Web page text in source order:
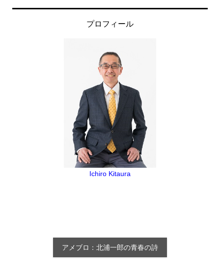
プロフィール
Ichiro Kitaura
アメブロ：北浦一郎の青春の詩